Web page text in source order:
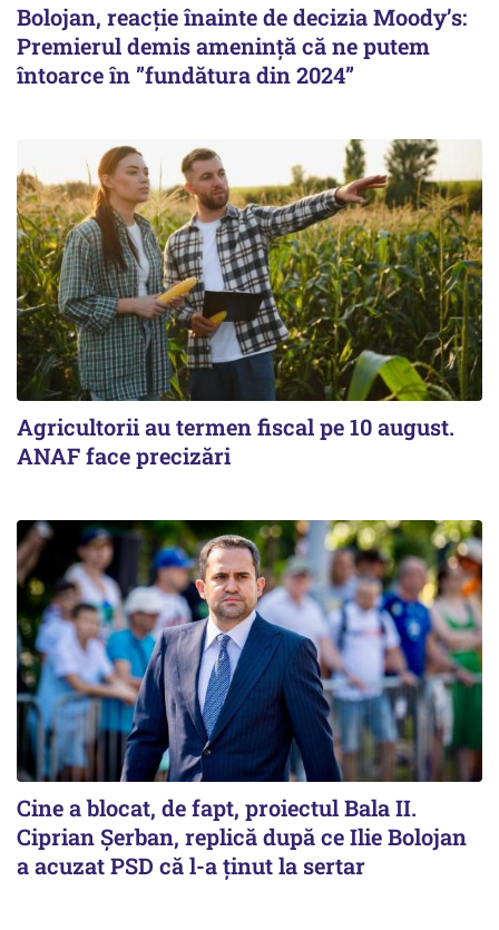
Bolojan, reacție înainte de decizia Moody’s:
Premierul demis amenință că ne putem
întoarce în ”fundătura din 2024”
Agricultorii au termen fiscal pe 10 august.
ANAF face precizări
Cine a blocat, de fapt, proiectul Bala II.
Ciprian Șerban, replică după ce Ilie Bolojan
a acuzat PSD că l-a ținut la sertar